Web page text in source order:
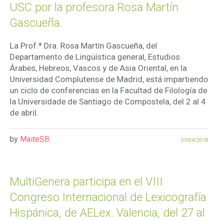
USC por la profesora Rosa Martín
Gascueña.
La Prof.ª Dra. Rosa Martín Gascueña, del
Departamento de Lingüística general, Estudios
Árabes, Hebreos, Vascos y de Asia Oriental, en la
Universidad Complutense de Madrid, está impartiendo
un ciclo de conferencias en la Facultad de Filología de
la Universidade de Santiago de Compostela, del 2 al 4
de abril.
03/04/2018
by MaiteSB
MultiGenera participa en el VIII
Congreso Internacional de Lexicografía
Hispánica, de AELex. Valencia, del 27 al